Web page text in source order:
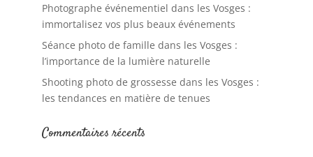
Photographe événementiel dans les Vosges :
immortalisez vos plus beaux événements
Séance photo de famille dans les Vosges :
l’importance de la lumière naturelle
Shooting photo de grossesse dans les Vosges :
les tendances en matière de tenues
Commentaires récents